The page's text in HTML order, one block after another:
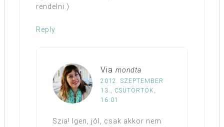
rendelni.)
Reply
Via mondta
2012. SZEPTEMBER
13., CSÜTÖRTÖK,
16:01
Szia! Igen, jól, csak akkor nem